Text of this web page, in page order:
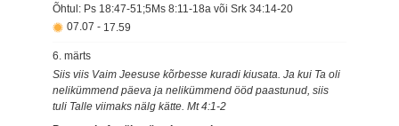
Õhtul: Ps 18:47-51;5Ms 8:11-18a või Srk 34:14-20
07.07 - 17.59
6. märts
Siis viis Vaim Jeesuse kõrbesse kuradi kiusata. Ja kui Ta oli
nelikümmend päeva ja nelikümmend ööd paastunud, siis
tuli Talle viimaks nälg kätte. Mt 4:1-2